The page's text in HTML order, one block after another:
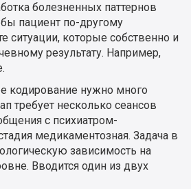
болезненных паттернов
пациент по-другому
ситуации, которые собственно и
результату. Например,
кодирование нужно много
требует несколько сеансов
с психиатром-
медикаментозная. Задача в
зависимость на
Вводится один из двух